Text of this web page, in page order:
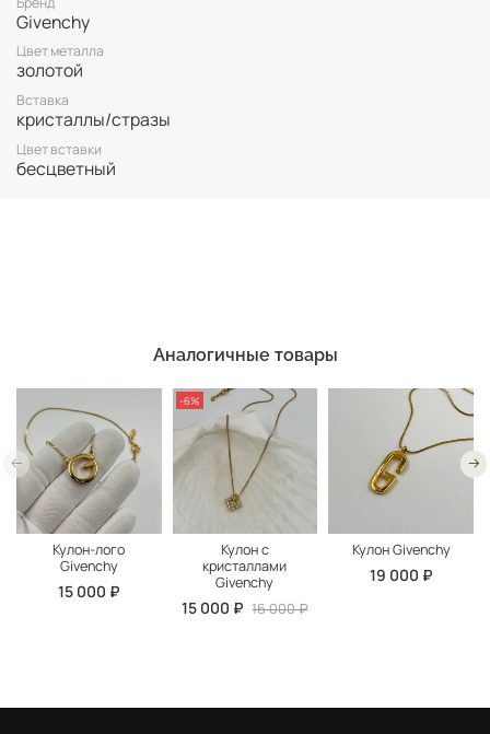
возможна только после 100% оплаты.
Неоплаченные заказы аннулируются.
Givenchy
Цвет металла
золотой
Вставка
кристаллы/стразы
Цвет вставки
бесцветный
Аналогичные товары
Кулон-лого
Givenchy
15 000 ₽
-6%
Кулон с
кристаллами
Givenchy
15 000 ₽ 16 000 ₽
Кулон Givenchy
19 000 ₽